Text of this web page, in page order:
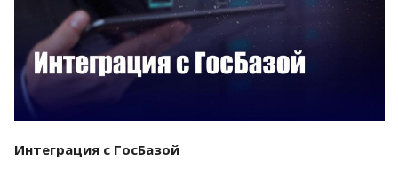
Интеграция с ГосБазой